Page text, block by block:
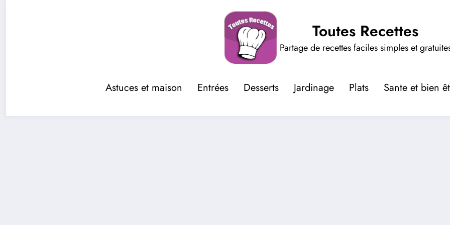
Toutes Recettes
Partage de recettes faciles simples et
Astuces et maison Entrées Desserts Jardinage Plats Sante et bien